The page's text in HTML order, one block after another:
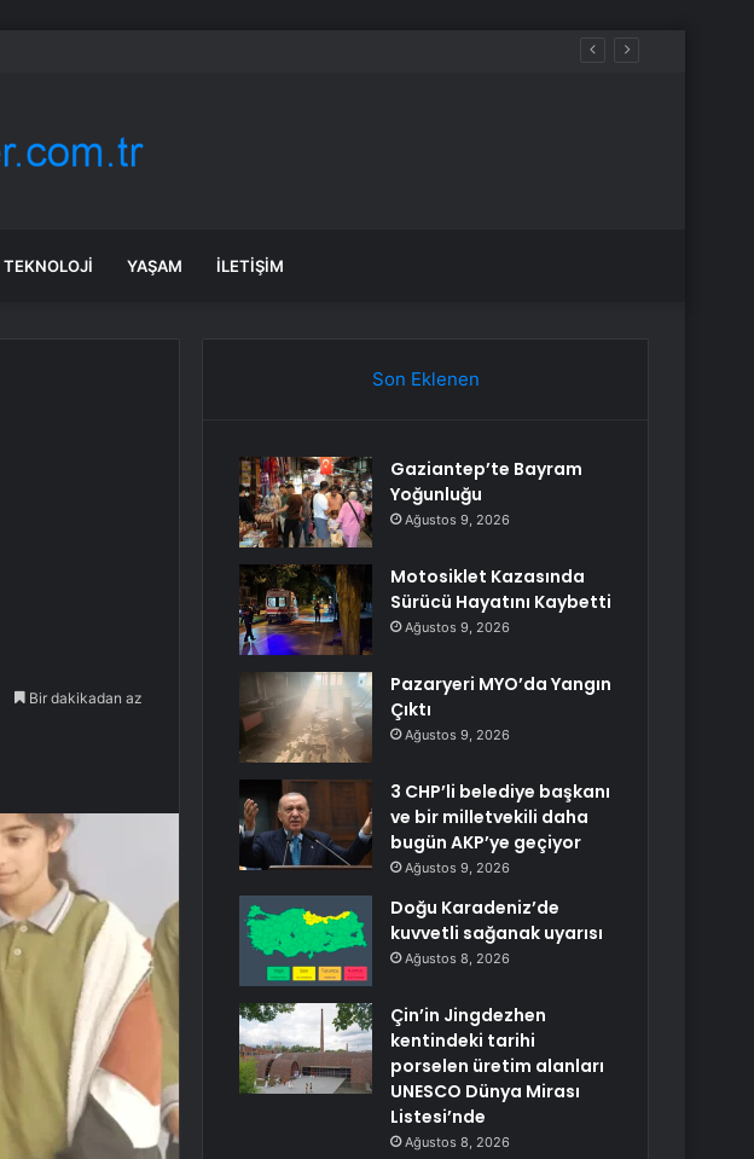
TEKNOLOJI YAŞAM İLETIŞIM
Bir dakikadan az
Son Eklenen
Gaziantep’te Bayram
Yoğunluğu
Ağustos 9, 2026
Motosiklet Kazasında
Sürücü Hayatını Kaybetti
Ağustos 9, 2026
Pazaryeri MYO’da Yangın
Çıktı
Ağustos 9, 2026
3 CHP’li belediye başkanı
ve bir milletvekili daha
bugün AKP’ye geçiyor
Ağustos 9, 2026
Doğu Karadeniz’de
kuvvetli sağanak uyarısı
Ağustos 8, 2026
Çin’in Jingdezhen
kentindeki tarihi
porselen üretim alanları
UNESCO Dünya Mirası
Listesi’nde
Ağustos 8, 2026